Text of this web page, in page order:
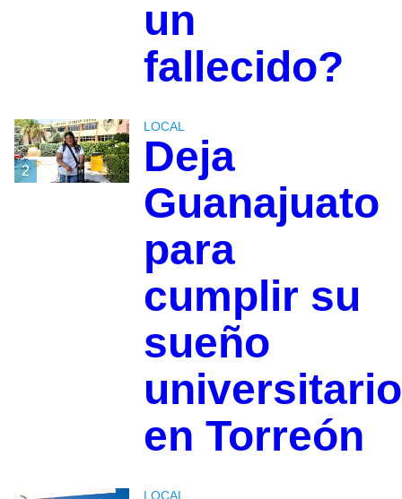
un
fallecido?
2
LOCAL
Deja
Guanajuato
para
cumplir su
sueño
universitario
en Torreón
LOCAL